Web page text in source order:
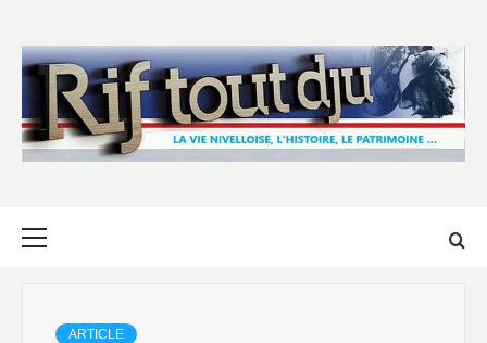
content
ARTICLE